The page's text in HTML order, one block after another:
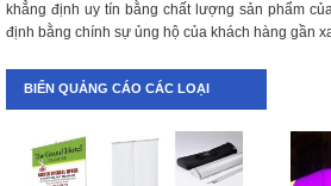
khẳng định uy tín bằng chất lượng sản phẩm
định bằng chính sự ủng hộ của khách hàng gần
BIỂN QUẢNG CÁO CÁC LOẠI